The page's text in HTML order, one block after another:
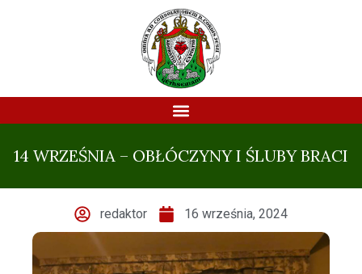
14 WRZEŚNIA – OBŁÓCZYNY I ŚLUBY BRACI
redaktor 16 września, 2024